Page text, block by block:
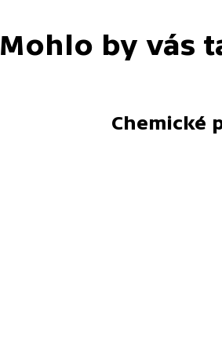
Mohlo by vás
Chemické